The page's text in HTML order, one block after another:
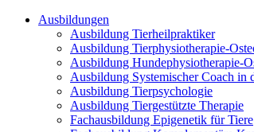
Ausbildungen
Ausbildung Tierheilpraktiker
Ausbildung Tierphysiotherapie-
Ausbildung Hundephysiotherapie-
Ausbildung Systemischer Coach in
Ausbildung Tierpsychologie
Ausbildung Tiergestützte Therapie
Fachausbildung Epigenetik für Tiere